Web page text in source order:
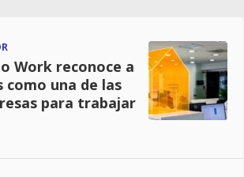
Work reconoce a
como una de las
para trabajar